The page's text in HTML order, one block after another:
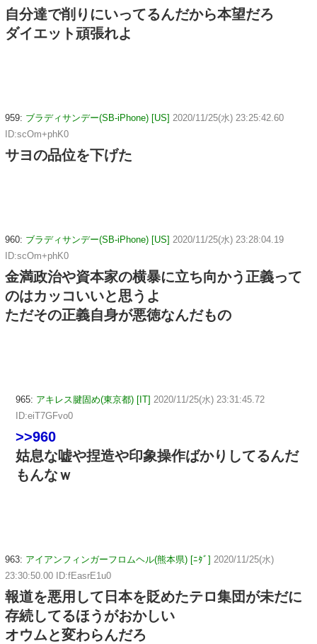
自分達で削りにいってるんだから本望だろ
ダイエット頑張れよ
959: ブラディサンデー(SB-iPhone) [US] 2020/11/25(水) 23:25:42.60
ID:scOm+phK0
サヨの品位を下げた
960: ブラディサンデー(SB-iPhone) [US] 2020/11/25(水) 23:28:04.19
ID:scOm+phK0
金満政治や資本家の横暴に立ち向かう正義って
のはカッコいいと思うよ
ただその正義自身が悪徳なんだもの
965: アキレス腱固め(東京都) [IT] 2020/11/25(水) 23:31:45.72
ID:eiT7GFvo0
>>960
姑息な嘘や捏造や印象操作ばかりしてるんだ
もんなｗ
963: アイアンフィンガーフロムヘル(熊本県) [ﾆﾀﾞ] 2020/11/25(水)
23:30:50.00 ID:fEasrE1u0
報道を悪用して日本を貶めたテロ集団が未だに
存続してるほうがおかしい
オウムと変わらんだろ